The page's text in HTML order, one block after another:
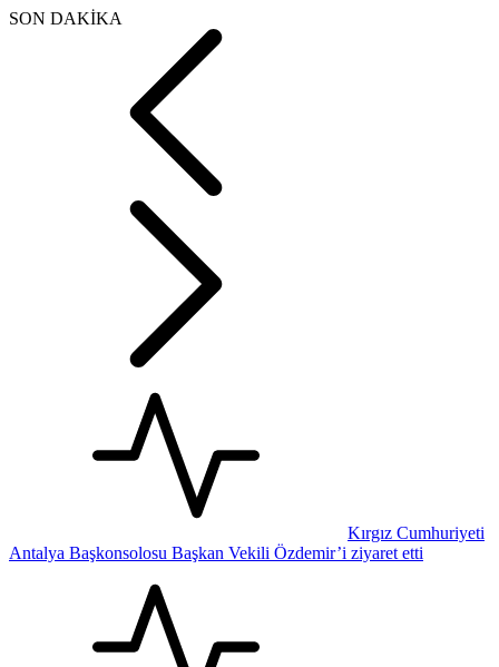
SON DAKİKA
Kırgız Cumhuriyeti
Antalya Başkonsolosu Başkan Vekili Özdemir’i ziyaret etti